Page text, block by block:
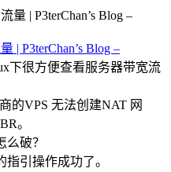
| P3terChan’s Blog –
下很方便查看服务器带宽流
的VPS 无法创建NAT 网
。
破？
引操作成功了。